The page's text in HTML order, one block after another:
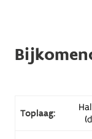
Toplaag: